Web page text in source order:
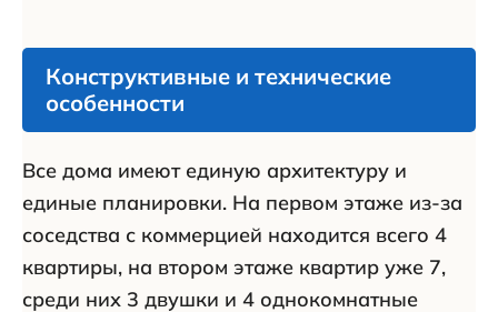
Конструктивные и технические
особенности
Все дома имеют единую архитектуру и
единые планировки. На первом этаже из-за
соседства с коммерцией находится всего 4
квартиры, на втором этаже квартир уже 7,
среди них 3 двушки и 4 однокомнатные